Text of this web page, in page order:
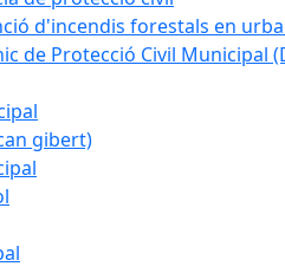
d'incendis forestals en
de Protecció Civil Municipal
gibert)